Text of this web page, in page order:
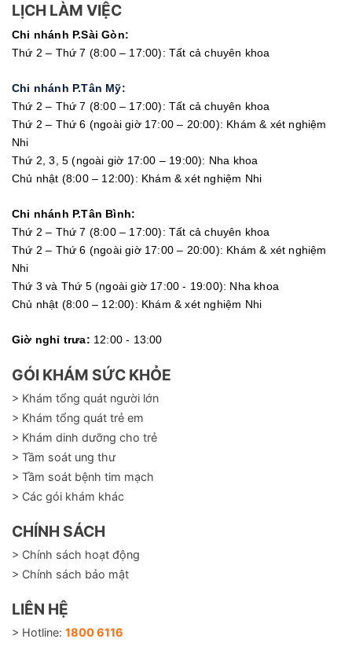
LỊCH LÀM VIỆC
Chi nhánh P.Sài Gòn:
Thứ 2 – Thứ 7 (8:00 – 17:00): Tất cả chuyên khoa
Chi nhánh P.Tân Mỹ:
Thứ 2 – Thứ 7 (8:00 – 17:00): Tất cả chuyên khoa
Thứ 2 – Thứ 6 (ngoài giờ 17:00 – 20:00): Khám & xét nghiệm
Nhi
Thứ 2, 3, 5 (ngoài giờ 17:00 – 19:00): Nha khoa
Chủ nhật (8:00 – 12:00): Khám & xét nghiệm Nhi
Chi nhánh P.Tân Bình:
Thứ 2 – Thứ 7 (8:00 – 17:00): Tất cả chuyên khoa
Thứ 2 – Thứ 6 (ngoài giờ 17:00 – 20:00): Khám & xét nghiệm
Nhi
Thứ 3 và Thứ 5 (ngoài giờ 17:00 - 19:00): Nha khoa
Chủ nhật (8:00 – 12:00): Khám & xét nghiệm Nhi
Giờ nghỉ trưa: 12:00 - 13:00
GÓI KHÁM SỨC KHỎE
> Khám tổng quát người lớn
> Khám tổng quát trẻ em
> Khám dinh dưỡng cho trẻ
> Tầm soát ung thư
> Tầm soát bệnh tim mạch
> Các gói khám khác
CHÍNH SÁCH
> Chính sách hoạt động
> Chính sách bảo mật
LIÊN HỆ
> Hotline: 1800 6116